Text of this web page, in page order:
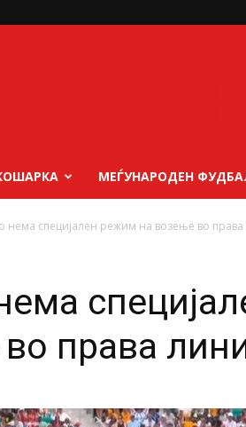
МЕЃУНАРОДЕН
нема специјален режим на возење во права
права